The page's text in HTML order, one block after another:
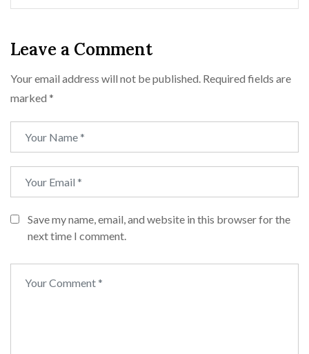
Leave a Comment
Your email address will not be published. Required fields are
marked *
Save my name, email, and website in this browser for the
next time I comment.